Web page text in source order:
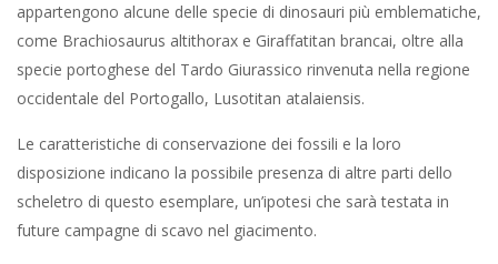
appartengono alcune delle specie di dinosauri più emblematiche,
come Brachiosaurus altithorax e Giraffatitan brancai, oltre alla
specie portoghese del Tardo Giurassico rinvenuta nella regione
occidentale del Portogallo, Lusotitan atalaiensis.
Le caratteristiche di conservazione dei fossili e la loro
disposizione indicano la possibile presenza di altre parti dello
scheletro di questo esemplare, un’ipotesi che sarà testata in
future campagne di scavo nel giacimento.